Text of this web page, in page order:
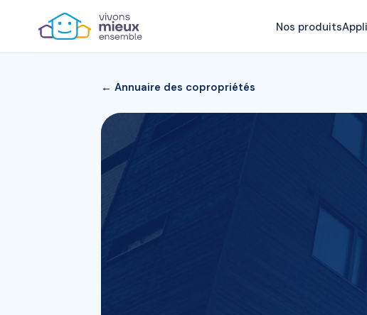
Nos produits
← Annuaire des copropriétés